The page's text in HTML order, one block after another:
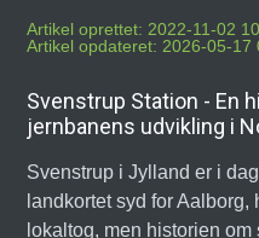
Artikel oprettet: 2022-11-02
Artikel opdateret: 2026-05-17
Svenstrup Station - En
jernbanens udvikling i
Svenstrup i Jylland er i
landkortet syd for
lokaltog, men historien